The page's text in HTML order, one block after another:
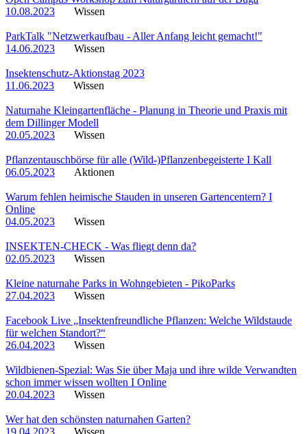
10.08.2023
Wissen
ParkTalk "Netzwerkaufbau - Aller Anfang leicht gemacht!"
14.06.2023
Wissen
Insektenschutz-Aktionstag 2023
11.06.2023
Wissen
Naturnahe Kleingartenfläche - Planung in Theorie und Praxis mit
dem Dillinger Modell
20.05.2023
Wissen
Pflanzentauschbörse für alle (Wild-)Pflanzenbegeisterte I Kall
06.05.2023
Aktionen
Warum fehlen heimische Stauden in unseren Gartencentern? I
Online
04.05.2023
Wissen
INSEKTEN-CHECK - Was fliegt denn da?
02.05.2023
Wissen
Kleine naturnahe Parks in Wohngebieten - PikoParks
27.04.2023
Wissen
Facebook Live „Insektenfreundliche Pflanzen: Welche Wildstaude
für welchen Standort?“
26.04.2023
Wissen
Wildbienen-Spezial: Was Sie über Maja und ihre wilde Verwandten
schon immer wissen wollten I Online
20.04.2023
Wissen
Wer hat den schönsten naturnahen Garten?
19.04.2023
Wissen